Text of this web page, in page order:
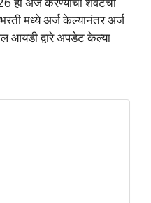
मध्ये अर्ज केल्यानंतर अर्ज
आयडी द्वारे अपडेट केल्या